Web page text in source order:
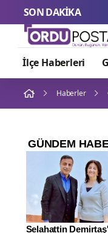
SON DAKİKA
İlçe Haberleri
Haberler